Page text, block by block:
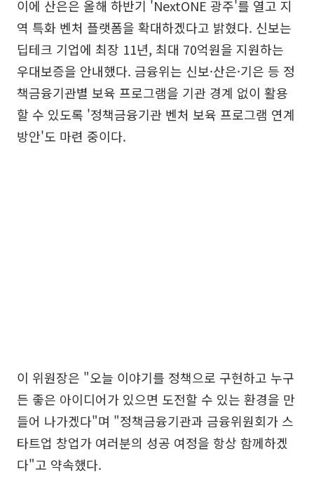
이에 산은은 올해 하반기 'NextONE 광주'를 열고 지
역 특화 벤처 플랫폼을 확대하겠다고 밝혔다. 신보는
딥테크 기업에 최장 11년, 최대 70억원을 지원하는
우대보증을 안내했다. 금융위는 신보·산은·기은 등 정
책금융기관별 보육 프로그램을 기관 경계 없이 활용
할 수 있도록 '정책금융기관 벤처 보육 프로그램 연계
방안'도 마련 중이다.
이 위원장은 "오늘 이야기를 정책으로 구현하고 누구
든 좋은 아이디어가 있으면 도전할 수 있는 환경을 만
들어 나가겠다"며 "정책금융기관과 금융위원회가 스
타트업 창업가 여러분의 성공 여정을 항상 함께하겠
다"고 약속했다.